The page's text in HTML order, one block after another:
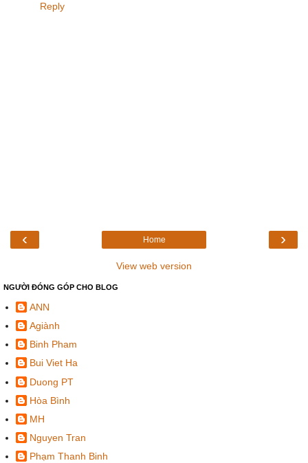
Reply
‹ ›
Home
View web version
NGƯỜI ĐÓNG GÓP CHO BLOG
ANN
Agiành
Binh Pham
Bui Viet Ha
Duong PT
Hòa Bình
MH
Nguyen Tran
Phạm Thanh Binh